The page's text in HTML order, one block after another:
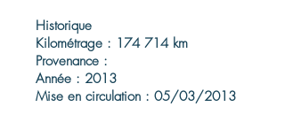
Historique
Kilométrage : 174 714 km
Provenance :
Année : 2013
Mise en circulation : 05/03/2013